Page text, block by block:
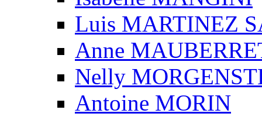
Luis MARTINEZ
Anne
Nelly
Antoine MORIN